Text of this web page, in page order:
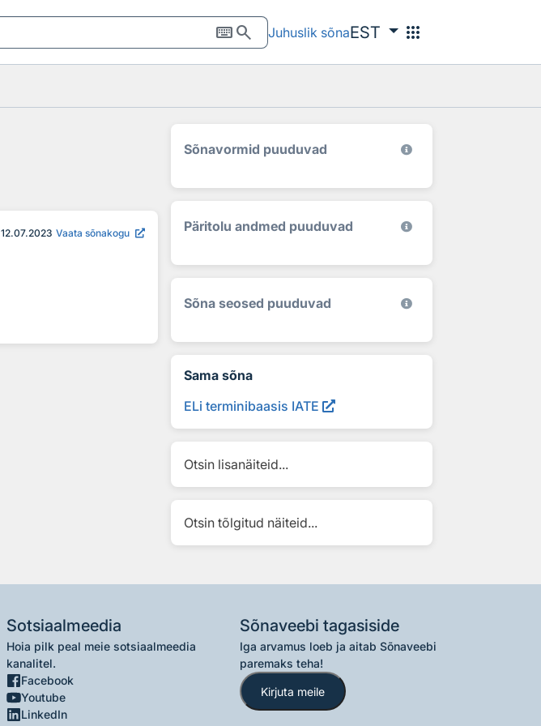
keyboardsearch Juhuslik sõnaEST apps
12.07.2023 Vaata sõnakogu
Sõnavormid puuduvad
Päritolu andmed puuduvad
Sõna seosed puuduvad
Sama sõna
ELi terminibaasis IATE
Otsin lisanäiteid...
Otsin tõlgitud näiteid...
Sotsiaalmeedia
Hoia pilk peal meie sotsiaalmeedia
kanalitel.
Facebook
Youtube
LinkedIn
Sõnaveebi tagasiside
Iga arvamus loeb ja aitab Sõnaveebi
paremaks teha!
Kirjuta meile